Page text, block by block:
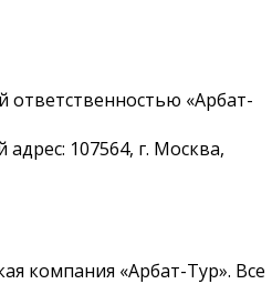
ответственностью «Арбат-
107564, г. Москва,
компания «Арбат-Тур». Все